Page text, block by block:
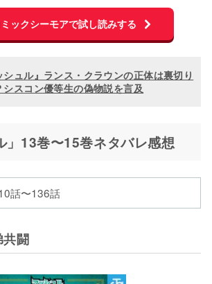
ックシーモアで試し読みする
シュル』ランス・クラウンの正体は裏切り
シスコン優等生の偽物説を言及
」13巻〜15巻ネタバレ感想
話〜136話
共闘